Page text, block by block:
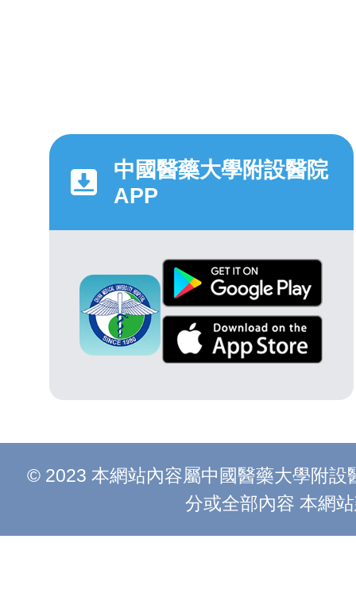
中國醫藥大學附設醫院
APP
© 2023 本網站內容屬中國醫藥大學附
分或全部內容 本網